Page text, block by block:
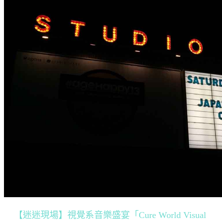
【迷迷現場】視覺系音樂盛宴「Cure World Visual